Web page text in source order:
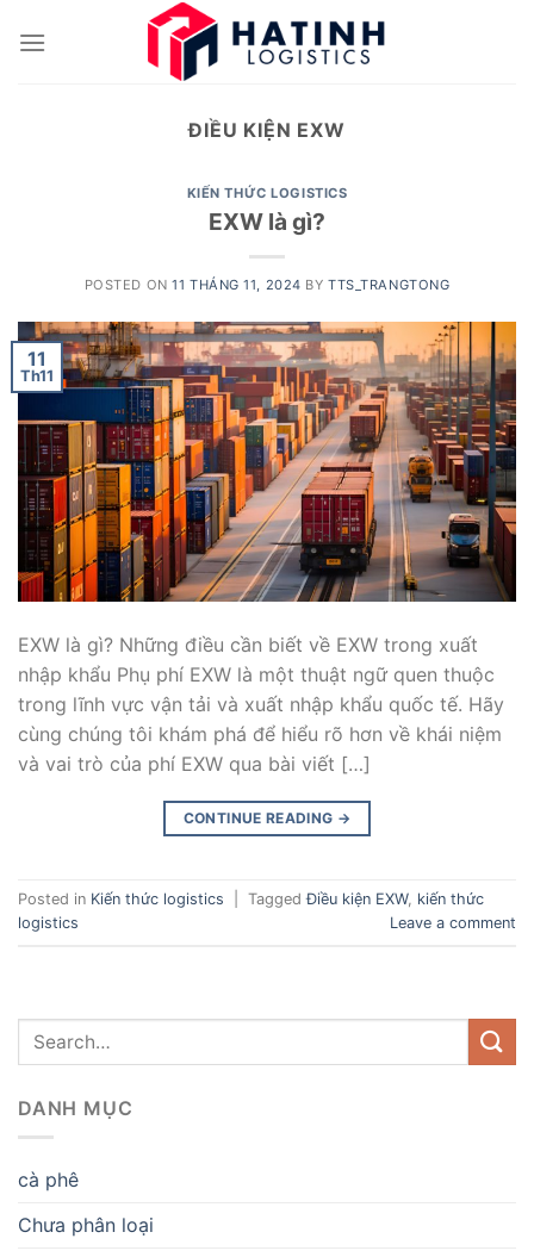
ĐIỀU KIỆN EXW
KIẾN THỨC LOGISTICS
EXW là gì?
POSTED ON11 THÁNG 11, 2024 BYTTS_TRANGTONG
11
Th11
EXW là gì? Những điều cần biết về EXW trong xuất
nhập khẩu Phụ phí EXW là một thuật ngữ quen thuộc
trong lĩnh vực vận tải và xuất nhập khẩu quốc tế. Hãy
cùng chúng tôi khám phá để hiểu rõ hơn về khái niệm
và vai trò của phí EXW qua bài viết […]
CONTINUE READING →
Posted in Kiến thức logistics TaggedĐiều kiện EXW, kiến thức
logistics
Leave a comment
DANH MỤC
cà phê
Chưa phân loại